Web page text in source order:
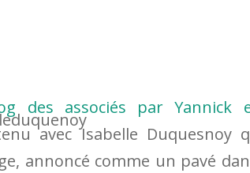
des associés par Yannick
avec Isabelle
annoncé comme un pavé